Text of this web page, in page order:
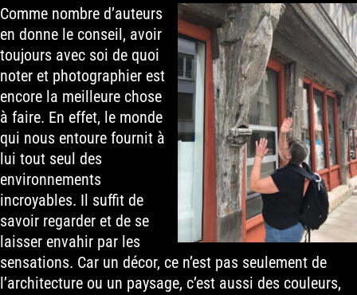
Comme nombre d’auteurs
en donne le conseil, avoir
toujours avec soi de quoi
noter et photographier est
encore la meilleure chose
à faire. En effet, le monde
qui nous entoure fournit à
lui tout seul des
environnements
incroyables. Il suffit de
savoir regarder et de se
laisser envahir par les
sensations. Car un décor, ce n’est pas seulement de
l’architecture ou un paysage, c’est aussi des couleurs,